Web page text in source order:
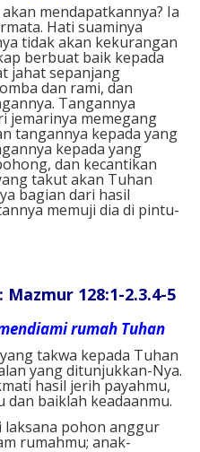
mendapatkannya? Ia
Hati suaminya
tidak akan kekurangan
berbuat baik kepada
jahat sepanjang
dan rami, dan
Tangannya
jemarinya memegang
tangannya kepada yang
kepada yang
dan kecantikan
takut akan Tuhan
bagian dari hasil
memuji dia di pintu-
Mazmur 128:1-2.3.4-5
rumah Tuhan
takwa kepada Tuhan
yang ditunjukkan-Nya.
hasil jerih payahmu,
baiklah keadaanmu.
laksana pohon anggur
rumahmu; anak-